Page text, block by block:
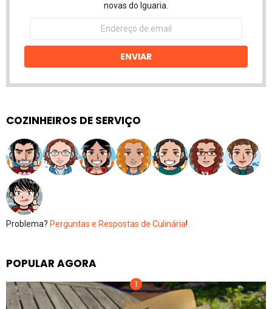
novas do Iguaria.
Endereço
email
ENVIAR
COZINHEIROS DE SERVIÇO
Problema? Perguntas e Respostas de Culinária!
POPULAR AGORA